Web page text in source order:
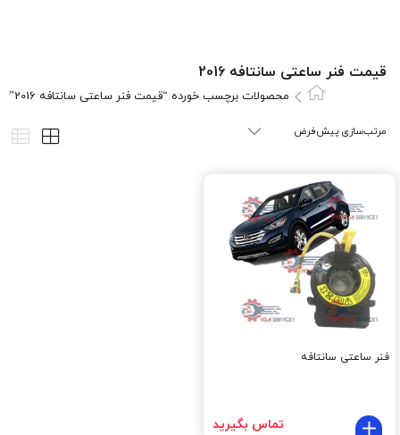
قيمت فنر ساعتی سانتافه 2016
محصولات برچسب خورده “قيمت فنر ساعتی سانتافه 2016”
فنر ساعتی سانتافه
تماس بگیرید